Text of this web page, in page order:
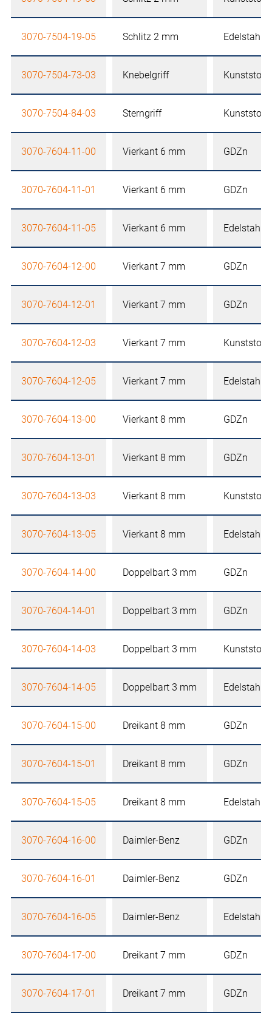
3070-7504-19-05 Schlitz 2 mm Edelstahl
3070-7504-73-03 Knebelgriff Kunststoff
3070-7504-84-03 Sterngriff Kunststoff
3070-7604-11-00 Vierkant 6 mm GDZn
3070-7604-11-01 Vierkant 6 mm GDZn
3070-7604-11-05 Vierkant 6 mm Edelstahl
3070-7604-12-00 Vierkant 7 mm GDZn
3070-7604-12-01 Vierkant 7 mm GDZn
3070-7604-12-03 Vierkant 7 mm Kunststoff
3070-7604-12-05 Vierkant 7 mm Edelstahl
3070-7604-13-00 Vierkant 8 mm GDZn
3070-7604-13-01 Vierkant 8 mm GDZn
3070-7604-13-03 Vierkant 8 mm Kunststoff
3070-7604-13-05 Vierkant 8 mm Edelstahl
3070-7604-14-00 Doppelbart 3 mm GDZn
3070-7604-14-01 Doppelbart 3 mm GDZn
3070-7604-14-03 Doppelbart 3 mm Kunststoff
3070-7604-14-05 Doppelbart 3 mm Edelstahl
3070-7604-15-00 Dreikant 8 mm GDZn
3070-7604-15-01 Dreikant 8 mm GDZn
3070-7604-15-05 Dreikant 8 mm Edelstahl
3070-7604-16-00 Daimler-Benz GDZn
3070-7604-16-01 Daimler-Benz GDZn
3070-7604-16-05 Daimler-Benz Edelstahl
3070-7604-17-00 Dreikant 7 mm GDZn
3070-7604-17-01 Dreikant 7 mm GDZn